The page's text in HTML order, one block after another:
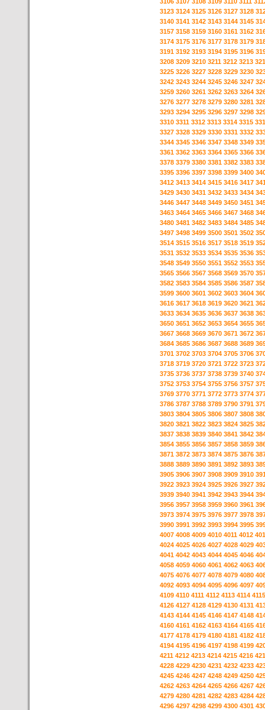
3123 3124 3125 3126 3127 3128
3140 3141 3142 3143 3144 3145
3157 3158 3159 3160 3161 3162
3174 3175 3176 3177 3178 3179
3191 3192 3193 3194 3195 3196
3208 3209 3210 3211 3212 3213
3225 3226 3227 3228 3229 3230
3242 3243 3244 3245 3246 3247
3259 3260 3261 3262 3263 3264
3276 3277 3278 3279 3280 3281
3293 3294 3295 3296 3297 3298
3310 3311 3312 3313 3314 3315
3327 3328 3329 3330 3331 3332
3344 3345 3346 3347 3348 3349
3361 3362 3363 3364 3365 3366
3378 3379 3380 3381 3382 3383
3395 3396 3397 3398 3399 3400
3412 3413 3414 3415 3416 3417
3429 3430 3431 3432 3433 3434
3446 3447 3448 3449 3450 3451
3463 3464 3465 3466 3467 3468
3480 3481 3482 3483 3484 3485
3497 3498 3499 3500 3501 3502
3514 3515 3516 3517 3518 3519
3531 3532 3533 3534 3535 3536
3548 3549 3550 3551 3552 3553
3565 3566 3567 3568 3569 3570
3582 3583 3584 3585 3586 3587
3599 3600 3601 3602 3603 3604
3616 3617 3618 3619 3620 3621
3633 3634 3635 3636 3637 3638
3650 3651 3652 3653 3654 3655
3667 3668 3669 3670 3671 3672
3684 3685 3686 3687 3688 3689
3701 3702 3703 3704 3705 3706
3718 3719 3720 3721 3722 3723
3735 3736 3737 3738 3739 3740
3752 3753 3754 3755 3756 3757
3769 3770 3771 3772 3773 3774
3786 3787 3788 3789 3790 3791
3803 3804 3805 3806 3807 3808
3820 3821 3822 3823 3824 3825
3837 3838 3839 3840 3841 3842
3854 3855 3856 3857 3858 3859
3871 3872 3873 3874 3875 3876
3888 3889 3890 3891 3892 3893
3905 3906 3907 3908 3909 3910
3922 3923 3924 3925 3926 3927
3939 3940 3941 3942 3943 3944
3956 3957 3958 3959 3960 3961
3973 3974 3975 3976 3977 3978
3990 3991 3992 3993 3994 3995
4007 4008 4009 4010 4011 4012
4024 4025 4026 4027 4028 4029
4041 4042 4043 4044 4045 4046
4058 4059 4060 4061 4062 4063
4075 4076 4077 4078 4079 4080
4092 4093 4094 4095 4096 4097
4109 4110 4111 4112 4113 4114 4115
4126 4127 4128 4129 4130 4131
4143 4144 4145 4146 4147 4148
4160 4161 4162 4163 4164 4165
4177 4178 4179 4180 4181 4182
4194 4195 4196 4197 4198 4199
4211 4212 4213 4214 4215 4216
4228 4229 4230 4231 4232 4233
4245 4246 4247 4248 4249 4250
4262 4263 4264 4265 4266 4267
4279 4280 4281 4282 4283 4284
4296 4297 4298 4299 4300 4301